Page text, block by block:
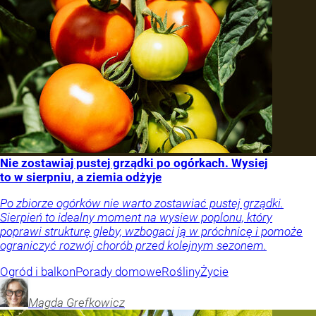
Nie zostawiaj pustej grządki po ogórkach. Wysiej
to w sierpniu, a ziemia odżyje
Po zbiorze ogórków nie warto zostawiać pustej grządki.
Sierpień to idealny moment na wysiew poplonu, który
poprawi strukturę gleby, wzbogaci ją w próchnicę i pomoże
ograniczyć rozwój chorób przed kolejnym sezonem.
Ogród i balkonPorady domoweRoślinyŻycie
Magda Grefkowicz